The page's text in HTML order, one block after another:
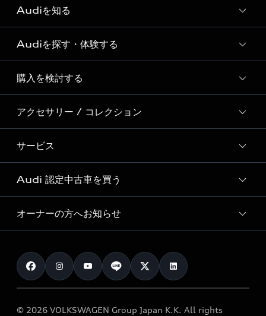
Audiを知る
Audi ブランド
Story of Progress
Audi Sport
Formula 1®
デジタルサービス
Audiを探す・体験する
ディーラー検索
新車在庫検索
試乗車・展示車検索
見積り依頼
試乗予約
購入を検討する
モデル一覧
特別仕様モデル / 限定モデル
e-tronラインアップ
価格シミュレーション
車両比較
カタログ一覧
アクセサリー / コレクション
純正アクセサリー
オンラインショップ
Audi collection
アウディナビアプリ
サービス
サービス入庫予約
サービスプログラム
メンテナンス
車検 / 定期点検
e-tronアフターサポート
Audi 認定中古車を買う
Audi認定中古車
クオリティ
保証
メンテナンス
オーナーの方へお知らせ
お知らせ
オーナー様向けキャンペーン
© 2026 VOLKSWAGEN Group Japan K.K. All rights